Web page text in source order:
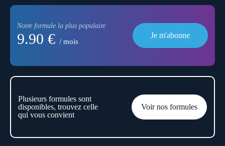
Notre formule la plus populaire
9.90 € / mois
Je m'abonne
Plusieurs formules sont
disponibles, trouvez celle
qui vous convient
Voir nos formules